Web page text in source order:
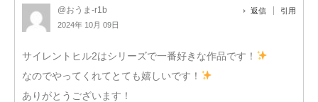
@おうま-r1b
2024年 10月 09日
返信 引用
サイレントヒル2はシリーズで一番好きな作品です！
なのでやってくれてとても嬉しいです！
ありがとうございます！